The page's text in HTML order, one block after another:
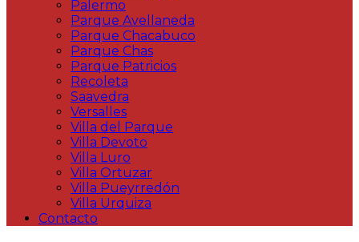
Palermo
Parque Avellaneda
Parque Chacabuco
Parque Chas
Parque Patricios
Recoleta
Saavedra
Versalles
Villa del Parque
Villa Devoto
Villa Luro
Villa Ortuzar
Villa Pueyrredón
Villa Urquiza
Contacto